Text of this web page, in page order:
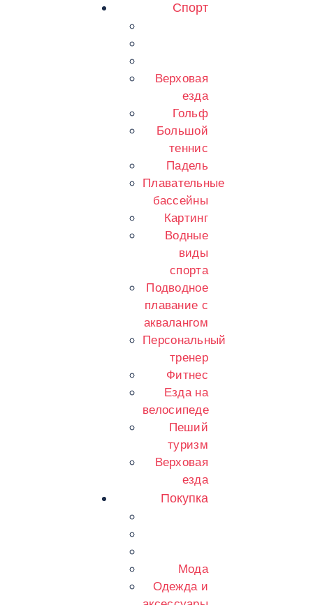
Спорт
Верховая
езда
Гольф
Большой
теннис
Падель
Плавательные
бассейны
Картинг
Водные
виды
спорта
Подводное
плавание с
аквалангом
Персональный
тренер
Фитнес
Езда на
велосипеде
Пеший
туризм
Верховая
езда
Покупка
Мода
Одежда и